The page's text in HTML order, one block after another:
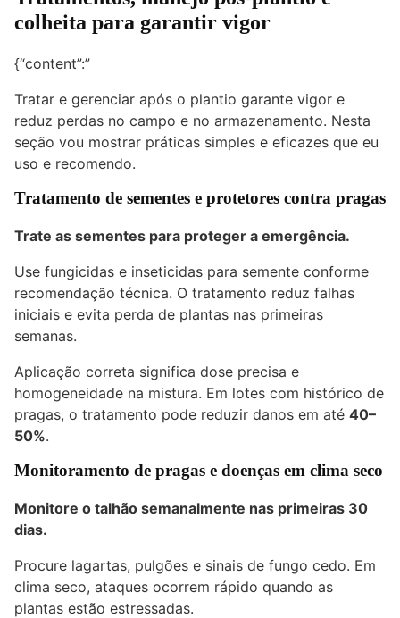
colheita para garantir vigor
{“content”:”
Tratar e gerenciar após o plantio garante vigor e
reduz perdas no campo e no armazenamento. Nesta
seção vou mostrar práticas simples e eficazes que eu
uso e recomendo.
Tratamento de sementes e protetores contra pragas
Trate as sementes para proteger a emergência.
Use fungicidas e inseticidas para semente conforme
recomendação técnica. O tratamento reduz falhas
iniciais e evita perda de plantas nas primeiras
semanas.
Aplicação correta significa dose precisa e
homogeneidade na mistura. Em lotes com histórico de
pragas, o tratamento pode reduzir danos em até 40–
50%.
Monitoramento de pragas e doenças em clima seco
Monitore o talhão semanalmente nas primeiras 30
dias.
Procure lagartas, pulgões e sinais de fungo cedo. Em
clima seco, ataques ocorrem rápido quando as
plantas estão estressadas.